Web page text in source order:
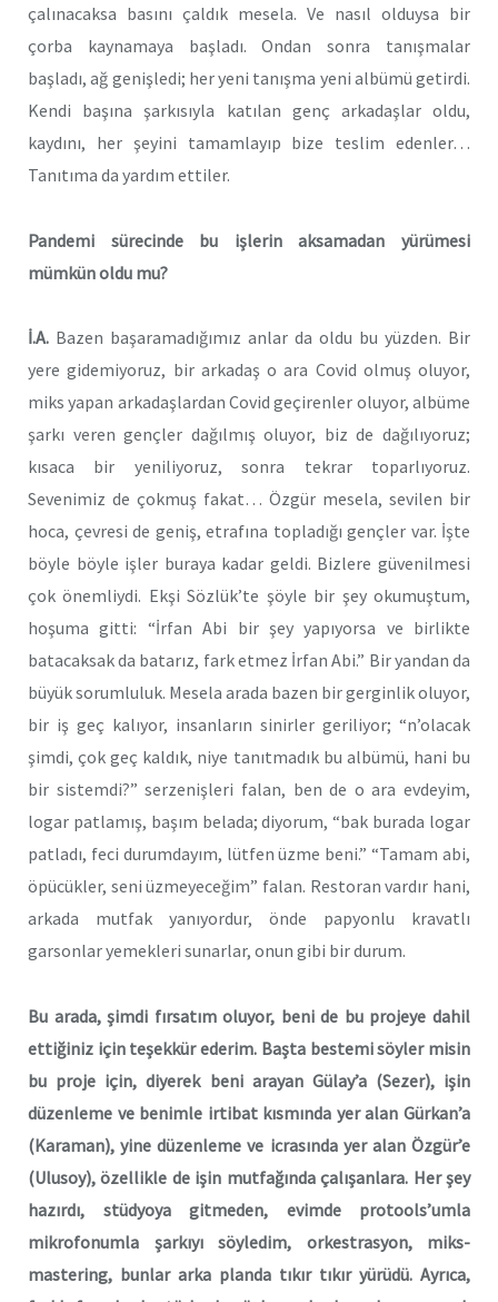
çalınacaksa basını çaldık mesela. Ve nasıl olduysa bir
çorba kaynamaya başladı. Ondan sonra tanışmalar
başladı, ağ genişledi; her yeni tanışma yeni albümü getirdi.
Kendi başına şarkısıyla katılan genç arkadaşlar oldu,
kaydını, her şeyini tamamlayıp bize teslim edenler…
Tanıtıma da yardım ettiler.
Pandemi sürecinde bu işlerin aksamadan yürümesi
mümkün oldu mu?
İ.A. Bazen başaramadığımız anlar da oldu bu yüzden. Bir
yere gidemiyoruz, bir arkadaş o ara Covid olmuş oluyor,
miks yapan arkadaşlardan Covid geçirenler oluyor, albüme
şarkı veren gençler dağılmış oluyor, biz de dağılıyoruz;
kısaca bir yeniliyoruz, sonra tekrar toparlıyoruz.
Sevenimiz de çokmuş fakat… Özgür mesela, sevilen bir
hoca, çevresi de geniş, etrafına topladığı gençler var. İşte
böyle böyle işler buraya kadar geldi. Bizlere güvenilmesi
çok önemliydi. Ekşi Sözlük’te şöyle bir şey okumuştum,
hoşuma gitti: “İrfan Abi bir şey yapıyorsa ve birlikte
batacaksak da batarız, fark etmez İrfan Abi.” Bir yandan da
büyük sorumluluk. Mesela arada bazen bir gerginlik oluyor,
bir iş geç kalıyor, insanların sinirler geriliyor; “n’olacak
şimdi, çok geç kaldık, niye tanıtmadık bu albümü, hani bu
bir sistemdi?” serzenişleri falan, ben de o ara evdeyim,
logar patlamış, başım belada; diyorum, “bak burada logar
patladı, feci durumdayım, lütfen üzme beni.” “Tamam abi,
öpücükler, seni üzmeyeceğim” falan. Restoran vardır hani,
arkada mutfak yanıyordur, önde papyonlu kravatlı
garsonlar yemekleri sunarlar, onun gibi bir durum.
Bu arada, şimdi fırsatım oluyor, beni de bu projeye dahil
ettiğiniz için teşekkür ederim. Başta bestemi söyler misin
bu proje için, diyerek beni arayan Gülay’a (Sezer), işin
düzenleme ve benimle irtibat kısmında yer alan Gürkan’a
(Karaman), yine düzenleme ve icrasında yer alan Özgür’e
(Ulusoy), özellikle de işin mutfağında çalışanlara. Her şey
hazırdı, stüdyoya gitmeden, evimde protools’umla
mikrofonumla şarkıyı söyledim, orkestrasyon, miks-
mastering, bunlar arka planda tıkır tıkır yürüdü. Ayrıca,